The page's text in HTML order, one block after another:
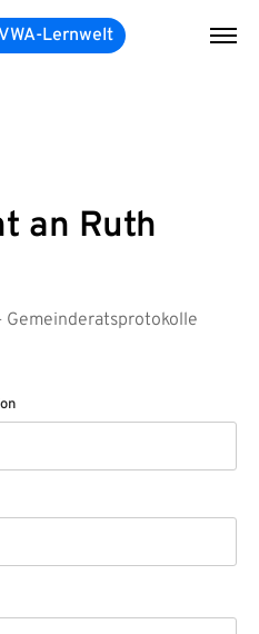
VWA-Lernwelt
an Ruth
Gemeinderatsprotokolle